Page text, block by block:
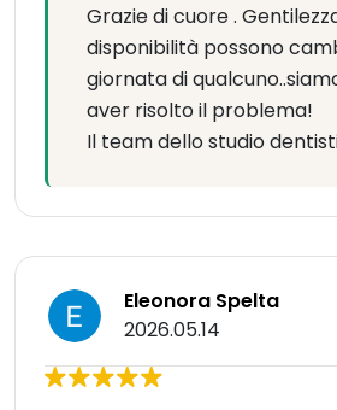
Grazie di cuore .
disponibilità possono
giornata di
aver risolto il problema!
Il team dello studio
Eleonora Spelta
2026.05.14